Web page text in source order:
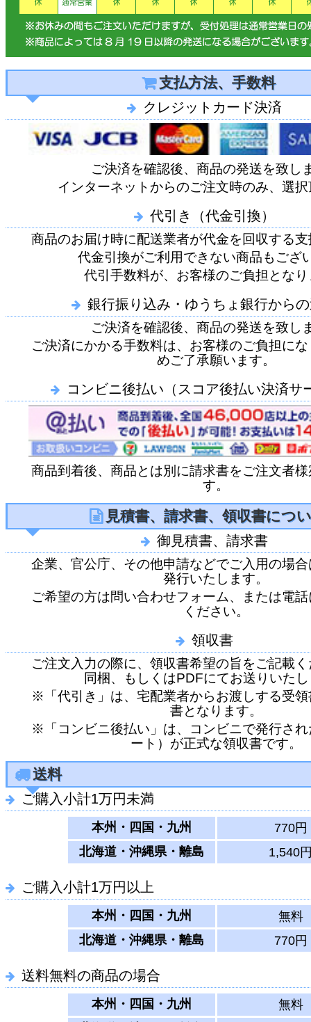
支払方法、手数料
クレジットカード決済
ご決済を確認後、商品の発送を致し
インターネットからのご注文時のみ、選
代引き（代金引換）
商品のお届け時に配送業者が代金を回収する
代金引換がご利用できない商品もござ
代引手数料が、お客様のご負担とな
銀行振り込み・ゆうちょ銀行から
ご決済を確認後、商品の発送を致し
ご決済にかかる手数料は、お客様のご負担に
めご了承願います。
コンビニ後払い（スコア後払い決済サ
商品到着後、商品とは別に請求書をご注文者
す。
見積書、請求書、領収書につ
御見積書、請求書
企業、官公庁、その他申請などでご入用の場
発行いたします。
ご希望の方は問い合わせフォーム、または電
ください。
領収書
ご注文入力の際に、領収書希望の旨をご記載
同梱、もしくはPDFにてお送りいた
※「代引き」は、宅配業者からお渡しする受
書となります。
※「コンビニ後払い」は、コンビニで発行さ
ート）が正式な領収書です。
送料
ご購入小計1万円未満
本州・四国・九州
770円
北海道・沖縄県・離島
1,540
ご購入小計1万円以上
本州・四国・九州
無料
北海道・沖縄県・離島
770円
送料無料の商品の場合
本州・四国・九州
無料